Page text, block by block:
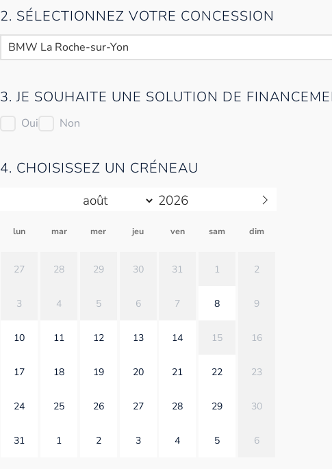
2. SÉLECTIONNEZ VOTRE CONCESSION
BMW La Roche-sur-Yon
3. JE SOUHAITE UNE SOLUTION DE
Oui Non
4. CHOISISSEZ UN CRÉNEAU
lun mar mer jeu ven sam dim
27 28 29 30 31 1 2
3 4 5 6 7 8 9
10 11 12 13 14 15 16
17 18 19 20 21 22 23
24 25 26 27 28 29 30
31 1 2 3 4 5 6